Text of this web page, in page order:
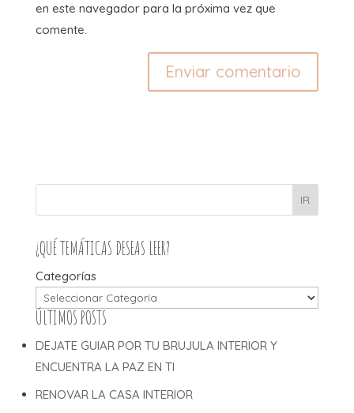
en este navegador para la próxima vez que
comente.
IR
¿QUÉ TEMÁTICAS DESEAS LEER?
Categorías
ÚLTIMOS POSTS
DEJATE GUIAR POR TU BRUJULA INTERIOR Y
ENCUENTRA LA PAZ EN TI
RENOVAR LA CASA INTERIOR